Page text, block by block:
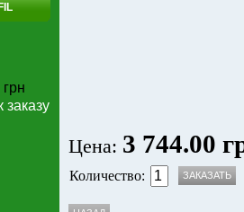
заказу
Цена: 3 744.00
Количество: